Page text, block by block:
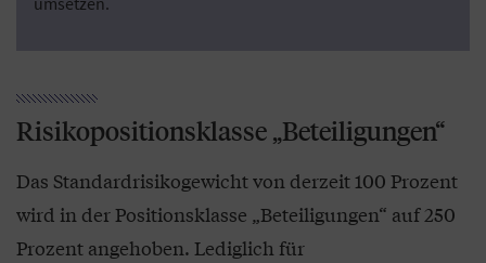
Risikopositionsklasse „Beteiligungen“
Das Standardrisikogewicht von derzeit 100 Prozent
wird in der Positionsklasse „Beteiligungen“ auf 250
Prozent angehoben. Lediglich für